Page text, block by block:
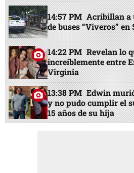
14:57 PM Acribillan a
de buses “Viveros” en
14:22 PM Revelan lo
increíblemente entre
Virginia
13:38 PM Edwin
y no pudo cumplir el
15 años de su hija